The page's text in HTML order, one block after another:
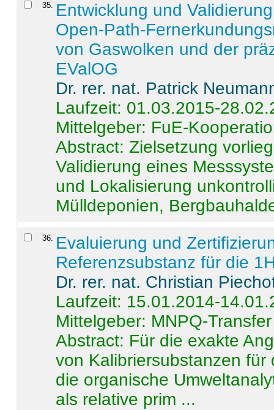
35. Entwicklung und
Open-Path-
von Gaswolken und der
EValOG
Dr. rer. nat. Patrick
Laufzeit: 01.03.2015-
Mittelgeber: FuE-
Abstract:Zielsetzung
Validierung eines
und Lokalisierung
Mülldeponien,
36. Evaluierung und
Referenzsubstanz für die
Dr. rer. nat. Christian
Laufzeit: 15.01.2014-
Mittelgeber: MNPQ-Transfer
Abstract: Für die exakte
von Kalibriersubstanzen
die organische
als relative prim ...